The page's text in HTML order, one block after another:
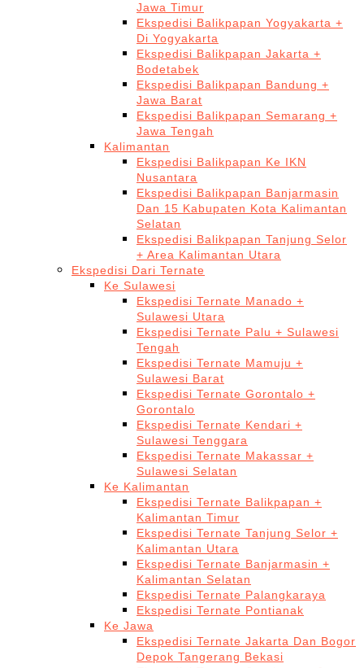
Jawa Timur
Ekspedisi Balikpapan Yogyakarta +
Di Yogyakarta
Ekspedisi Balikpapan Jakarta +
Bodetabek
Ekspedisi Balikpapan Bandung +
Jawa Barat
Ekspedisi Balikpapan Semarang +
Jawa Tengah
Kalimantan
Ekspedisi Balikpapan Ke IKN
Nusantara
Ekspedisi Balikpapan Banjarmasin
Dan 15 Kabupaten Kota Kalimantan
Selatan
Ekspedisi Balikpapan Tanjung Selor
+ Area Kalimantan Utara
Ekspedisi Dari Ternate
Ke Sulawesi
Ekspedisi Ternate Manado +
Sulawesi Utara
Ekspedisi Ternate Palu + Sulawesi
Tengah
Ekspedisi Ternate Mamuju +
Sulawesi Barat
Ekspedisi Ternate Gorontalo +
Gorontalo
Ekspedisi Ternate Kendari +
Sulawesi Tenggara
Ekspedisi Ternate Makassar +
Sulawesi Selatan
Ke Kalimantan
Ekspedisi Ternate Balikpapan +
Kalimantan Timur
Ekspedisi Ternate Tanjung Selor +
Kalimantan Utara
Ekspedisi Ternate Banjarmasin +
Kalimantan Selatan
Ekspedisi Ternate Palangkaraya
Ekspedisi Ternate Pontianak
Ke Jawa
Ekspedisi Ternate Jakarta Dan Bogor
Depok Tangerang Bekasi